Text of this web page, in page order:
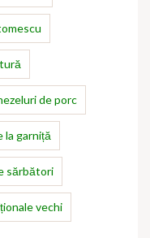
de porc
la garniță
sărbători
vechi